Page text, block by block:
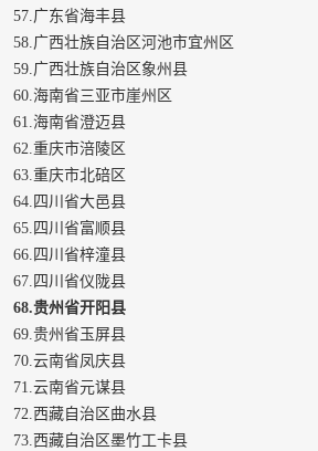
57.广东省海丰县
58.广西壮族自治区河池市宜州区
59.广西壮族自治区象州县
60.海南省三亚市崖州区
61.海南省澄迈县
62.重庆市涪陵区
63.重庆市北碚区
64.四川省大邑县
65.四川省富顺县
66.四川省梓潼县
67.四川省仪陇县
68.贵州省开阳县
69.贵州省玉屏县
70.云南省凤庆县
71.云南省元谋县
72.西藏自治区曲水县
73.西藏自治区墨竹工卡县